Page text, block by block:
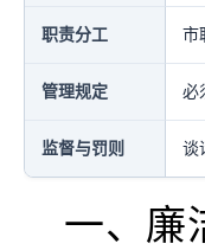
职责分工 市
管理规定 必
监督与罚则 谈
一、廉